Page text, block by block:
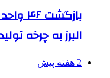
البرز به چرخه
2 هفته پیش